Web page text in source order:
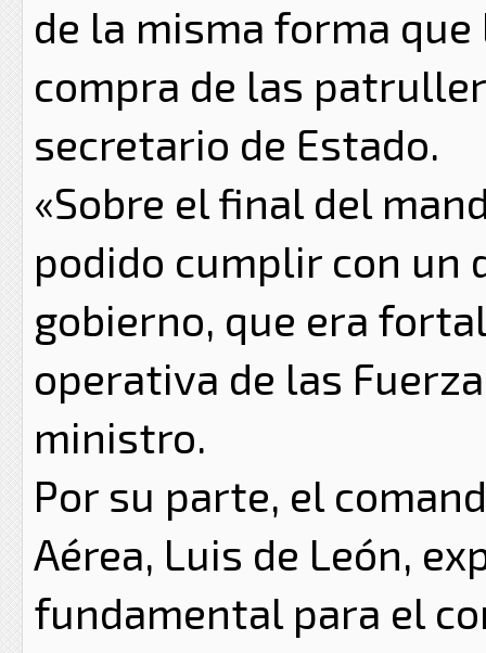
de la misma forma
compra de las
secretario de Estado.
«Sobre el final del
podido cumplir con un
gobierno, que era
operativa de las
ministro.
Por su parte, el
Aérea, Luis de León,
fundamental para el